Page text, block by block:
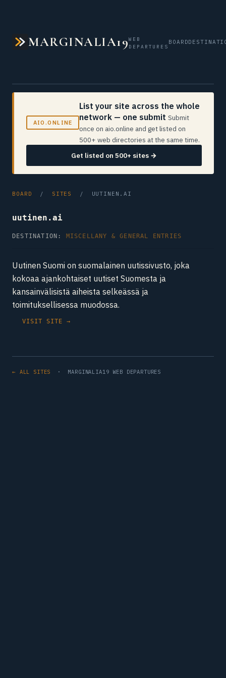
MARGINALIA19WEB
DEPARTURES
BOARD
AIO.ONLINE
List your site across the whole
network — one submit Submit
once on aio.online and get listed on
500+ web directories at the same time.
Get listed on 500+ sites →
BOARD / SITES / UUTINEN.AI
uutinen.ai
DESTINATION: MISCELLANY & GENERAL ENTRIES
Uutinen Suomi on suomalainen uutissivusto, joka
kokoaa ajankohtaiset uutiset Suomesta ja
kansainvälisistä aiheista selkeässä ja
toimituksellisessa muodossa.
VISIT SITE →
← ALL SITES · MARGINALIA19 WEB DEPARTURES